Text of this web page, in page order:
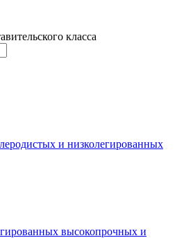
класса
и низколегированных
высокопрочных и